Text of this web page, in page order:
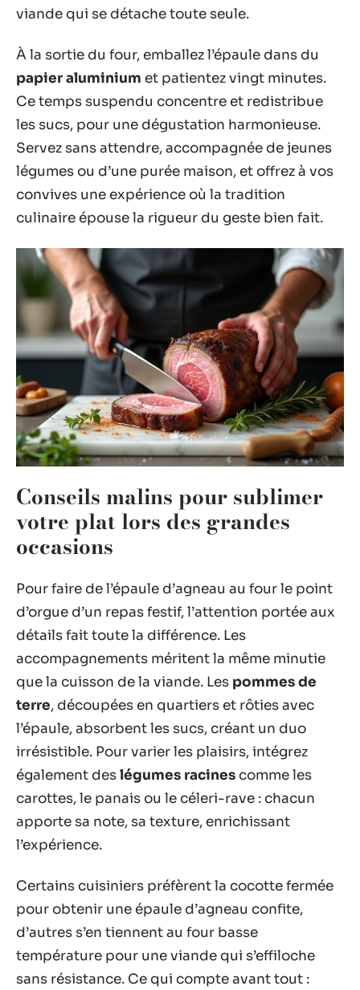
viande qui se détache toute seule.
À la sortie du four, emballez l’épaule dans du
papier aluminium et patientez vingt minutes.
Ce temps suspendu concentre et redistribue
les sucs, pour une dégustation harmonieuse.
Servez sans attendre, accompagnée de jeunes
légumes ou d’une purée maison, et offrez à vos
convives une expérience où la tradition
culinaire épouse la rigueur du geste bien fait.
Conseils malins pour sublimer
votre plat lors des grandes
occasions
Pour faire de l’épaule d’agneau au four le point
d’orgue d’un repas festif, l’attention portée aux
détails fait toute la différence. Les
accompagnements méritent la même minutie
que la cuisson de la viande. Les pommes de
terre, découpées en quartiers et rôties avec
l’épaule, absorbent les sucs, créant un duo
irrésistible. Pour varier les plaisirs, intégrez
également deslégumes racines comme les
carottes, le panais ou le céleri-rave : chacun
apporte sa note, sa texture, enrichissant
l’expérience.
Certains cuisiniers préfèrent la cocotte fermée
pour obtenir une épaule d’agneau confite,
d’autres s’en tiennent au four basse
température pour une viande qui s’effiloche
sans résistance. Ce qui compte avant tout :